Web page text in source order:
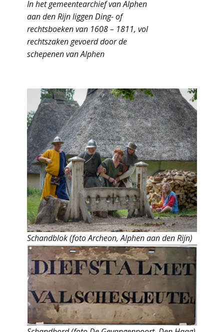
In het gemeentearchief van Alphen
aan den Rijn liggen Ding- of
rechtsboeken van 1608 – 1811, vol
rechtszaken gevoerd door de
schepenen van Alphen
Schandblok (foto Archeon, Alphen aan den Rijn)